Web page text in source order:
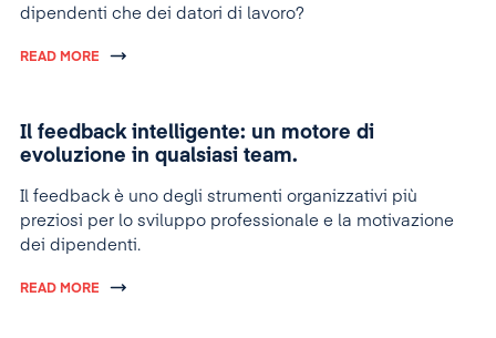
dipendenti che dei datori di lavoro?
READ MORE
Il feedback intelligente: un motore di
evoluzione in qualsiasi team.
Il feedback è uno degli strumenti organizzativi più
preziosi per lo sviluppo professionale e la motivazione
dei dipendenti.
READ MORE